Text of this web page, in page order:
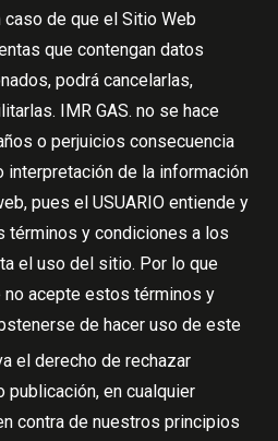
caso de que el Sitio Web
que contengan datos
podrá cancelarlas,
IMR GAS. no se hace
o perjuicios consecuencia
interpretación de la información
pues el USUARIO entiende y
términos y condiciones a los
el uso del sitio. Por lo que
no acepte estos términos y
de hacer uso de este
el derecho de rechazar
publicación, en cualquier
contra de nuestros principios